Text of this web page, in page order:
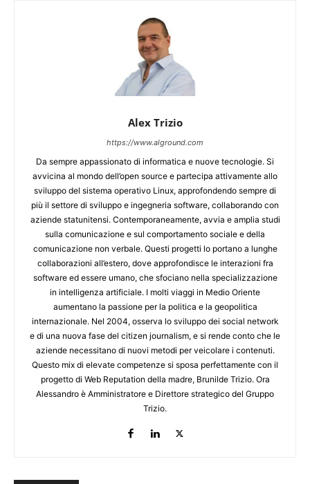
Alex Trizio
https://www.alground.com
Da sempre appassionato di informatica e nuove tecnologie. Si
avvicina al mondo dell’open source e partecipa attivamente allo
sviluppo del sistema operativo Linux, approfondendo sempre di
più il settore di sviluppo e ingegneria software, collaborando con
aziende statunitensi. Contemporaneamente, avvia e amplia studi
sulla comunicazione e sul comportamento sociale e della
comunicazione non verbale. Questi progetti lo portano a lunghe
collaborazioni all’estero, dove approfondisce le interazioni fra
software ed essere umano, che sfociano nella specializzazione
in intelligenza artificiale. I molti viaggi in Medio Oriente
aumentano la passione per la politica e la geopolitica
internazionale. Nel 2004, osserva lo sviluppo dei social network
e di una nuova fase del citizen journalism, e si rende conto che le
aziende necessitano di nuovi metodi per veicolare i contenuti.
Questo mix di elevate competenze si sposa perfettamente con il
progetto di Web Reputation della madre, Brunilde Trizio. Ora
Alessandro è Amministratore e Direttore strategico del Gruppo
Trizio.